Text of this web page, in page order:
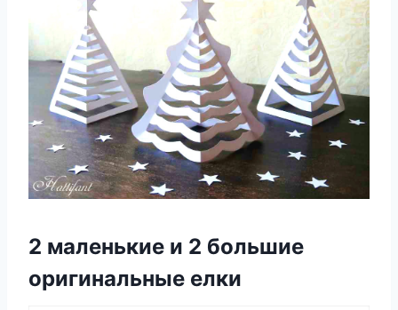
2 маленькие и 2 большие
оригинальные елки